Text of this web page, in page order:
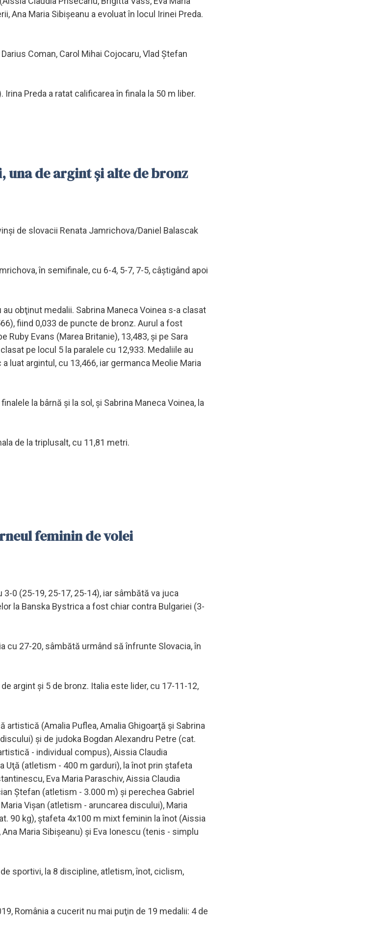
Ana Maria Sibişeanu a evoluat în locul Irinei Preda.
Coman, Carol Mihai Cojocaru, Vlad Ştefan
Preda a ratat calificarea în finala la 50 m liber.
una de argint şi alte de bronz
de slovacii Renata Jamrichova/Daniel Balascak
în semifinale, cu 6-4, 5-7, 7-5, câştigând apoi
obţinut medalii. Sabrina Maneca Voinea s-a clasat
fiind 0,033 de puncte de bronz. Aurul a fost
Ruby Evans (Marea Britanie), 13,483, şi pe Sara
pe locul 5 la paralele cu 12,933. Medaliile au
luat argintul, cu 13,466, iar germanca Meolie Maria
la bârnă şi la sol, şi Sabrina Maneca Voinea, la
de la triplusalt, cu 11,81 metri.
feminin de volei
0 (25-19, 25-17, 25-14), iar sâmbătă va juca
la Banska Bystrica a fost chiar contra Bulgariei (3-
cu 27-20, sâmbătă urmând să înfrunte Slovacia, în
argint şi 5 de bronz. Italia este lider, cu 17-11-12,
(Amalia Puflea, Amalia Ghigoarţă şi Sabrina
şi de judoka Bogdan Alexandru Petre (cat.
- individual compus), Aissia Claudia
Uţă (atletism - 400 m garduri), la înot prin ştafeta
Eva Maria Paraschiv, Aissia Claudia
Ştefan (atletism - 3.000 m) şi perechea Gabriel
Vişan (atletism - aruncarea discului), Maria
90 kg), ştafeta 4x100 m mixt feminin la înot (Aissia
Maria Sibişeanu) şi Eva Ionescu (tenis - simplu
sportivi, la 8 discipline, atletism, înot, ciclism,
România a cucerit nu mai puţin de 19 medalii: 4 de